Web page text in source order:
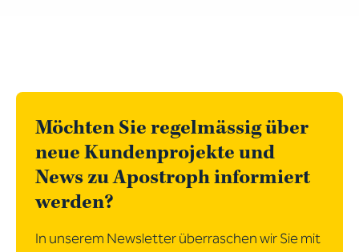
Möchten Sie regelmässig über
neue Kundenprojekte und
News zu Apostroph informiert
werden?
In unserem Newsletter überraschen wir Sie mit